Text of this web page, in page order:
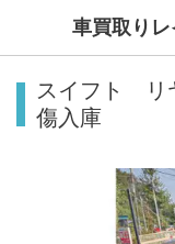
車買取り
スイフト リ
傷入庫